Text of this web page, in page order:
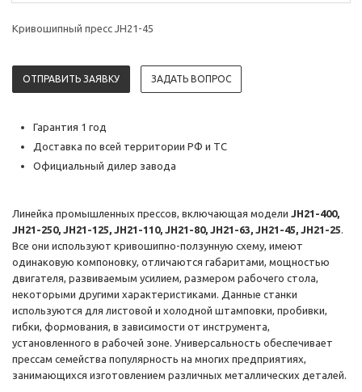
Кривошипный пресс JH21-45
ОТПРАВИТЬ ЗАЯВКУ ЗАДАТЬ ВОПРОС
Гарантия 1 год
Доставка по всей территории РФ и ТС
Официальный дилер завода
Линейка промышленных прессов, включающая модели JH21-400,
JH21-250, JH21-125, JH21-110, JH21-80, JH21-63, JH21-45, JH21-25.
Все они используют кривошипно-ползунную схему, имеют
одинаковую компоновку, отличаются габаритами, мощностью
двигателя, развиваемым усилием, размером рабочего стола,
некоторыми другими характеристиками. Данные станки
используются для листовой и холодной штамповки, пробивки,
гибки, формования, в зависимости от инструмента,
установленного в рабочей зоне. Универсальность обеспечивает
прессам семейства популярность на многих предприятиях,
занимающихся изготовлением различных металлических деталей.